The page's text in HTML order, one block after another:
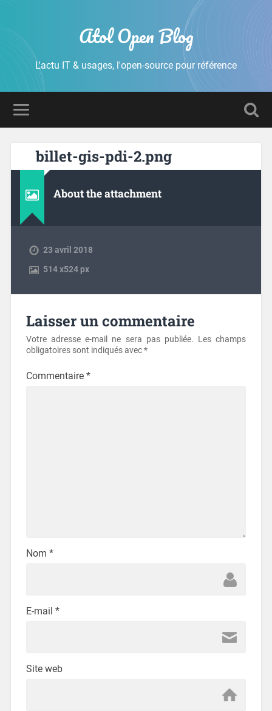
Atol Open Blog
L'actu IT & usages, l'open-source pour référence
billet-gis-pdi-2.png
About the attachment
23 avril 2018
514x524 px
Laisser un commentaire
Votre adresse e-mail ne sera pas publiée. Les champs
obligatoires sont indiqués avec*
Commentaire *
Nom *
E-mail *
Site web